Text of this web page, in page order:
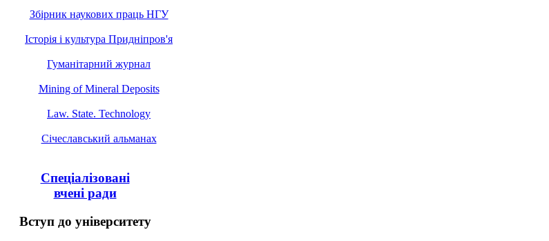
Збірник наукових праць НГУ
Історія і культура Придніпров'я
Гуманітарний журнал
Mining of Mineral Deposits
Law. State. Technology
Січеславський альманах
Спеціалізовані
вчені ради
Вступ до університету